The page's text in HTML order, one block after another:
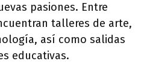
pasiones. Entre
talleres de arte,
así como salidas
educativas.